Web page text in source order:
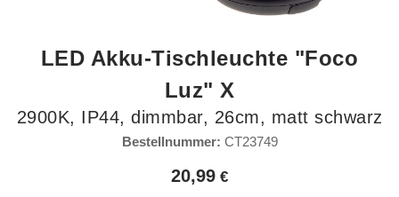
LED Akku-Tischleuchte "Foco
Luz" X
2900K, IP44, dimmbar, 26cm, matt schwarz
Bestellnummer: CT23749
20,99